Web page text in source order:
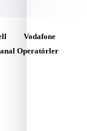
Vodafone
Operatörler